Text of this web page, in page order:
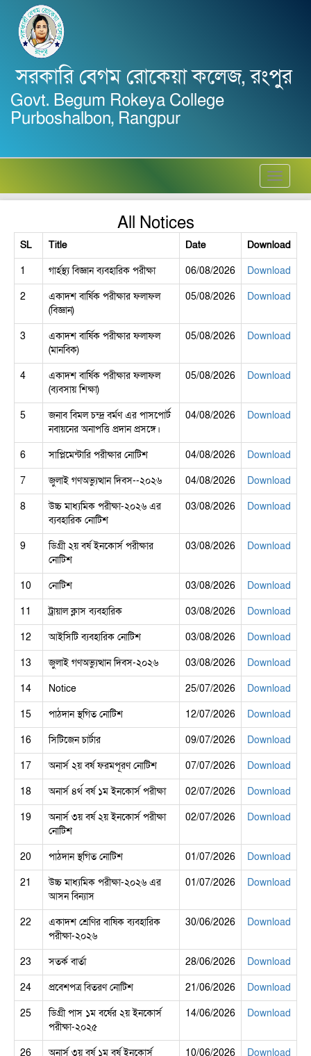
সরকারি বেগম রোকেয়া কলেজ, রংপুর
Govt. Begum Rokeya College
Purboshalbon, Rangpur
Toggle
All Notices
SL Title Date
Download
1
গার্হস্থ্য বিজ্ঞান ব্যবহারিক পরীক্ষা 06/08/2026
Download
2
একাদশ বার্ষিক পরীক্ষার ফলাফল
(বিজ্ঞান)
05/08/2026 Download
3
একাদশ বার্ষিক পরীক্ষার ফলাফল
(মানবিক)
05/08/2026 Download
4
একাদশ বার্ষিক পরীক্ষার ফলাফল
(ব্যবসায় শিক্ষা)
05/08/2026 Download
5
জনাব বিমল চন্দ্র বর্মণ এর পাসপোর্ট
নবায়নের অনাপত্তি প্রদান প্রসঙ্গে।
04/08/2026 Download
6 সাপ্লিমেন্টারি পরীক্ষার নোটিশ 04/08/2026
Download
7
জুলাই গণঅভ্যুত্থান দিবস--২০২৬ 04/08/2026
Download
8
উচ্চ মাধ্যমিক পরীক্ষা-২০২৬ এর
ব্যবহারিক নোটিশ
03/08/2026 Download
9
ডিগ্রী ২য় বর্ষ ইনকোর্স পরীক্ষার
নোটিশ
03/08/2026 Download
10 নোটিশ 03/08/2026
Download
11
ট্রায়াল ক্লাস ব্যবহারিক 03/08/2026
Download
12
আইসিটি ব্যবহারিক নোটিশ 03/08/2026
Download
13
জুলাই গণঅভ্যুত্থান দিবস-২০২৬ 03/08/2026
Download
14
Notice 25/07/2026
Download
15
পাঠদান স্থগিত নোটিশ 12/07/2026
Download
16
সিটিজেন চার্টার 09/07/2026
Download
17
অনার্স ২য় বর্ষ ফরমপূরণ নোটিশ 07/07/2026
Download
18
অনার্স ৪র্থ বর্ষ ১ম ইনকোর্স পরীক্ষা 02/07/2026
Download
19
অনার্স ৩য় বর্ষ ২য় ইনকোর্স পরীক্ষা
নোটিশ
02/07/2026 Download
20 পাঠদান স্থগিত নোটিশ 01/07/2026
Download
21
উচ্চ মাধ্যমিক পরীক্ষা-২০২৬ এর
আসন বিন্যাস
01/07/2026 Download
22
একাদশ শ্রেণির বাষিক ব্যবহারিক
পরীক্ষা-২০২৬
30/06/2026 Download
23 সতর্ক বার্তা 28/06/2026
Download
24
প্রবেশপত্র বিতরণ নোটিশ 21/06/2026
Download
25
ডিগ্রী পাস ১ম বর্ষের ২য় ইনকোর্স
পরীক্ষা-২০২৫
14/06/2026 Download
26
অনার্স ৩য় বর্ষ ১ম বর্ষ ইনকোর্স
10/06/2026 Download